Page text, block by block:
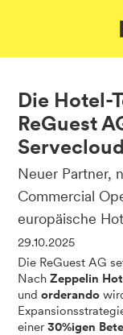
Die Hotel-
ReGuest
Neuer Partner,
Commercial
europäische
29.10.2025
Die ReGuest AG
NachZeppelin
undorderando
einer 30%igen